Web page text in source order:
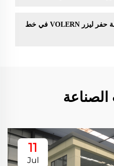
ما مدى سهولة تشغيل ودمج آلة حفر ليزر VOLERN في خط
11
Jul